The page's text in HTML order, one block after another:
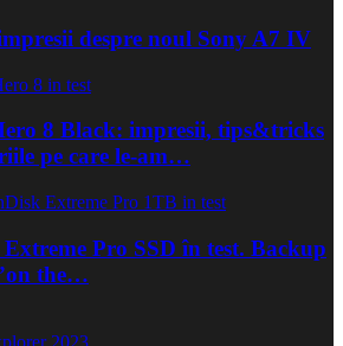
despre noul Sony A7 IV
8 Black: impresii, tips&tricks
pe care le-am…
Pro SSD în test. Backup
the…